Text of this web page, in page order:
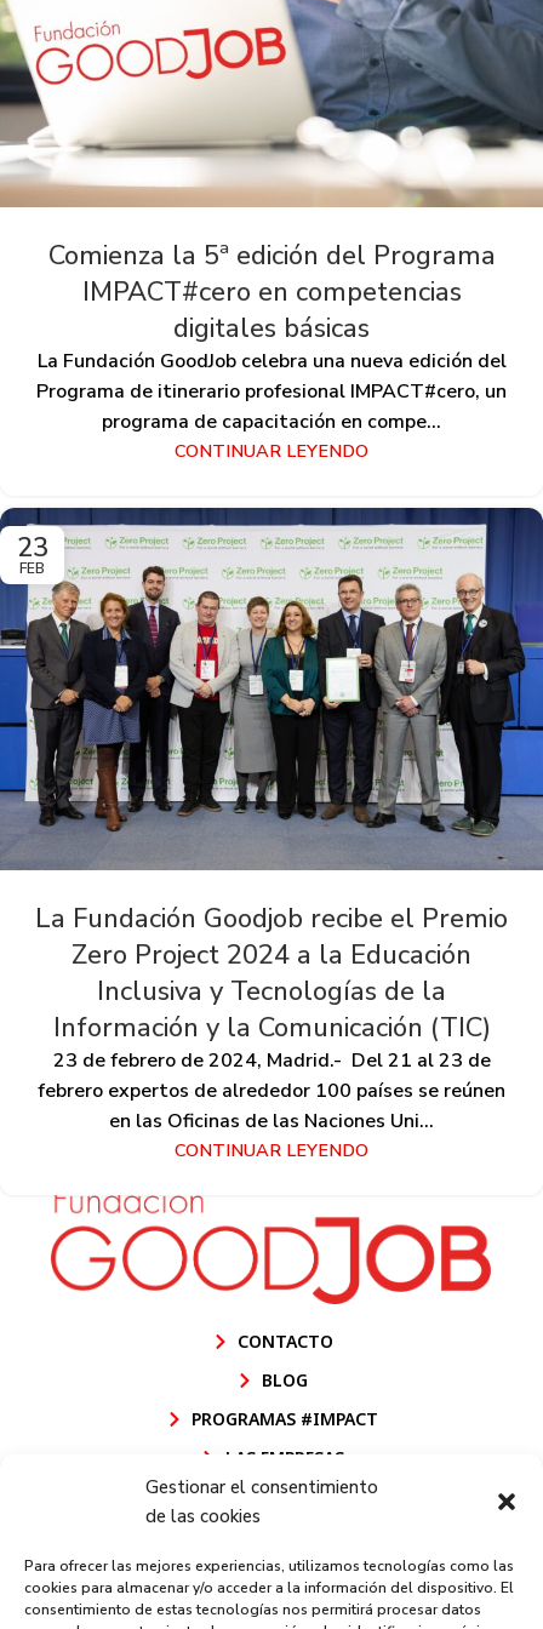
Gestionar el consentimiento
de las cookies
Para ofrecer las mejores experiencias, utilizamos tecnologías como las
cookies para almacenar y/o acceder a la información del dispositivo. El
consentimiento de estas tecnologías nos permitirá procesar datos
Comienza la 5ª edición del Programa
IMPACT#cero en competencias
digitales básicas
La Fundación GoodJob celebra una nueva edición del
Programa de itinerario profesional IMPACT#cero, un
programa de capacitación en compe...
CONTINUAR LEYENDO
23
FEB
La Fundación Goodjob recibe el Premio
Zero Project 2024 a la Educación
Inclusiva y Tecnologías de la
Información y la Comunicación (TIC)
23 de febrero de 2024, Madrid.- Del 21 al 23 de
febrero expertos de alrededor 100 países se reúnen
en las Oficinas de las Naciones Uni...
CONTINUAR LEYENDO
CONTACTO
BLOG
PROGRAMAS #IMPACT
LAS EMPRESAS
POLÍTICA DE CALIDAD FUNDACIÓN GOODJOB
AVISO LEGAL
POLÍTICA DE PRIVACIDAD